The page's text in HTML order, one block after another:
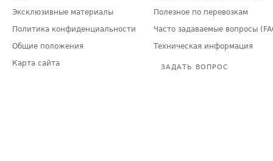
Эксклюзивные материалы
Политика конфиденциальности
Общие положения
Карта сайта
Полезное по перевозкам
Часто задаваемые вопросы
Техническая информация
ЗАДАТЬ ВОПРОС